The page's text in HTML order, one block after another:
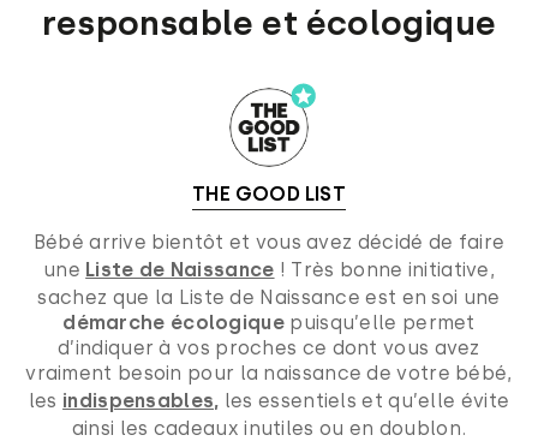
responsable et écologique
THE GOOD LIST
Bébé arrive bientôt et vous avez décidé de faire
une Liste de Naissance ! Très bonne initiative,
sachez que la Liste de Naissance est en soi une
démarche écologique puisqu’elle permet
d’indiquer à vos proches ce dont vous avez
vraiment besoin pour la naissance de votre bébé,
les indispensables, les essentiels et qu’elle évite
ainsi les cadeaux inutiles ou en doublon.